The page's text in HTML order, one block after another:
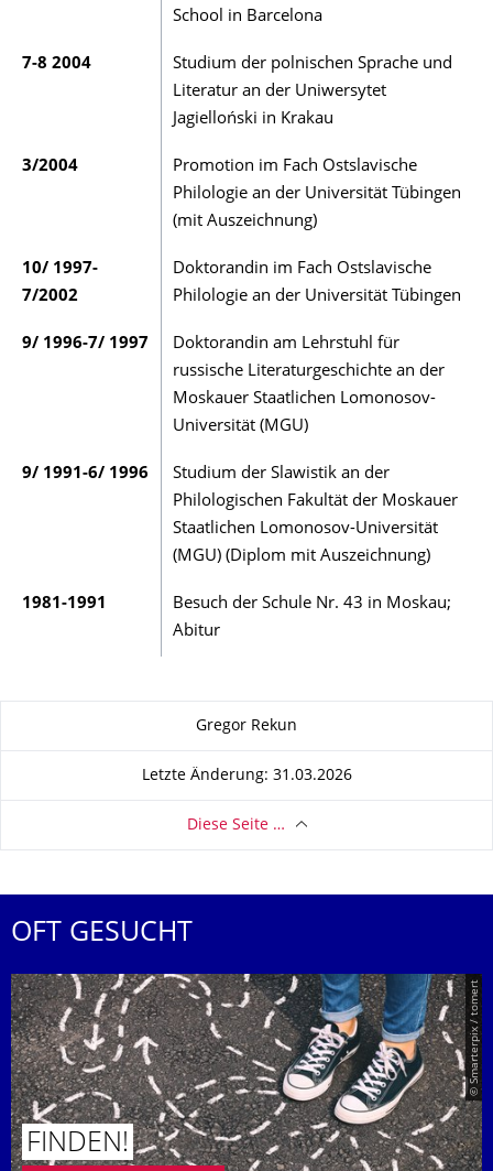
School in Barcelona
7-8 2004
Studium der polnischen Sprache und
Literatur an der Uniwersytet
Jagielloński in Krakau
3/2004
Promotion im Fach Ostslavi­sche
Philologie an der Universität Tübingen
(mit Auszeichnung)
10/ 1997-
7/2002
Doktorandin im Fach Ostslavi­sche
Philologie an der Universität Tübingen
9/ 1996-7/ 1997
Doktorandin am Lehrstuhl für
russische Literaturge­schich­­te an der
Mos­kauer Staatlichen Lomono­sov-
Universi­tät (MGU)
9/ 1991-6/ 1996
Studium der Slawistik an der
Philologischen Fa­kultät der Mos­kauer
Staatlichen Lomonosov-Universität
(MGU) (Diplom mit Auszeichnung)
1981-1991
Besuch der Schule Nr. 43 in Moskau;
Abitur
Gregor Rekun
Letzte Änderung: 31.03.2026
Diese Seite …
OFT GESUCHT
© Smarterpix / tomert
FINDEN!